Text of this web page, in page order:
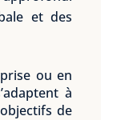
et des
ou en
à
de